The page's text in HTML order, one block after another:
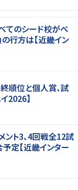
てのシード校がベ
行方は【近畿イン
位と個人賞、試
2026】
ント3、4回戦全12試
定【近畿インター